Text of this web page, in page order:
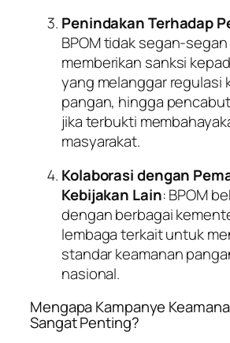
Penindakan Terhadap
BPOM tidak segan-
memberikan sanksi
yang melanggar regulasi
pangan, hingga
jika terbukti
masyarakat.
Kolaborasi dengan
Kebijakan Lain: BPOM
dengan berbagai
lembaga terkait untuk
standar keamanan
nasional.
Mengapa Kampanye
Sangat Penting?